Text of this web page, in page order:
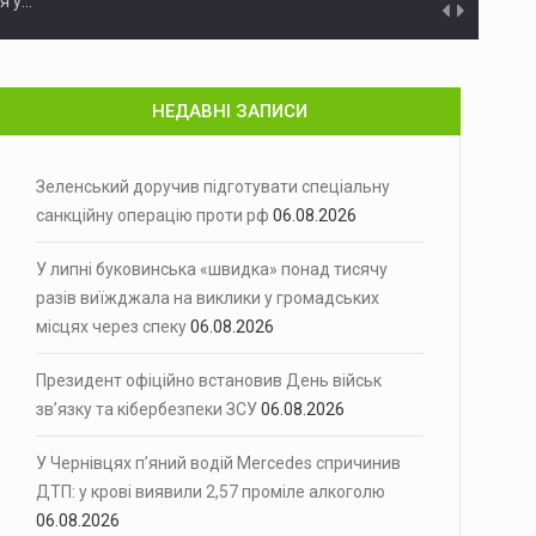
грн на будівництві укриття для школи Прокурори
Минулої доби на території Чернівецької…
України Володимир Зеленський доручив…
місцях через спеку Спекотна погода збільшила навантаження на…
Зеленський підписав указ…
У Чернівцях патрульні притягнули до…
будинків
НЕДАВНІ ЗАПИСИ
Зеленський доручив підготувати спеціальну
санкційну операцію проти рф 06.08.2026
У липні буковинська «швидка» понад тисячу
разів виїжджала на виклики у громадських
місцях через спеку06.08.2026
Президент офіційно встановив День військ
зв’язку та кібербезпеки ЗСУ06.08.2026
У Чернівцях п’яний водій Mercedes спричинив
ДТП: у крові виявили 2,57 проміле алкоголю
06.08.2026